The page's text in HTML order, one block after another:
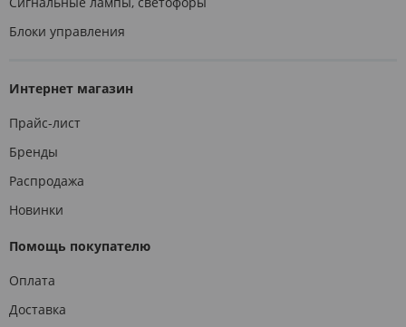
Блоки управления
Интернет магазин
Прайс-лист
Бренды
Распродажа
Новинки
Помощь покупателю
Оплата
Доставка